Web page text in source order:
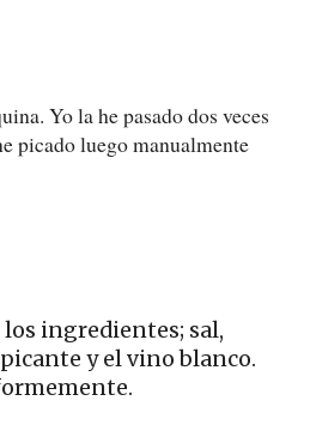
Yo la he pasado dos veces
picado luego manualmente
ingredientes; sal,
y el vino blanco.